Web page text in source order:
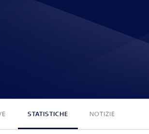
STATISTICHE NOTIZIE